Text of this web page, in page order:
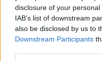
disclosure of your
IAB’s list of downstream
also be disclosed by us to
Downstream Participants